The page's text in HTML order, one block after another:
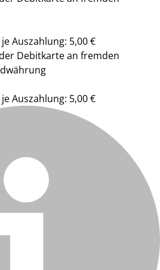
Auszahlung: 5,00 €
Debitkarte an fremden
Auszahlung: 5,00 €